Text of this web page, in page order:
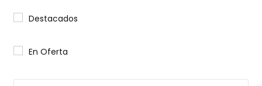
Destacados
En Oferta